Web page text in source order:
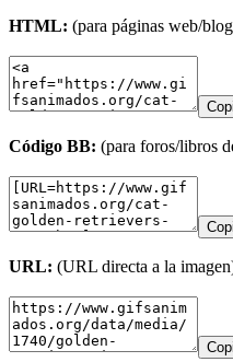
HTML: (para páginas web/
Código BB: (para foros/libros
URL: (URL directa a la